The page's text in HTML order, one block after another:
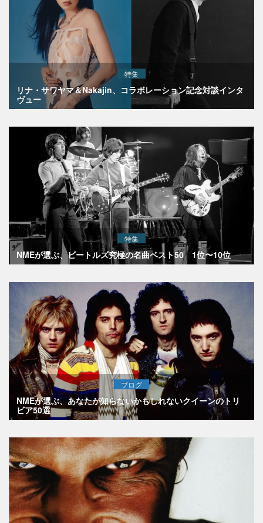
特集
リナ・サワヤマ＆Nakajin、コラボレーション記念対談インタ
ヴュー
特集
NMEが選ぶ、ビートルズ究極の名曲ベスト50 1位〜10位
ブログ
NMEが選ぶ、あなたが知らないかもしれないクイーンのトリ
ビア50選